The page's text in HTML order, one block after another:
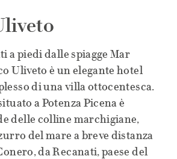
a piedi dalle spiagge Mar
Uliveto è un elegante hotel
di una villa ottocentesca.
a Potenza Picena è
delle colline marchigiane,
del mare a breve distanza
da Recanati, paese del